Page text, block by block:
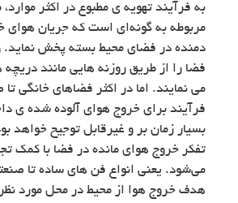
به فرآیند تهویه ی مطبوع در اکثر
مربوطه به گونه‌ای است که جریان هوای
دمنده در فضای محیط بسته پخش نماید.
فضا را از طریق روزنه هایی مانند
می نمایند. اما در اکثر فضاهای خانگی تا
فرآیند برای خروج هوای آلوده شده ی
بسیار زمان بر و غیرقابل توجیح خواهد
تفکر خروج هوای مانده در فضا با کمک
می‌شود. یعنی انواع فن های ساده تا
هدف خروج هوا از محیط در محل مورد